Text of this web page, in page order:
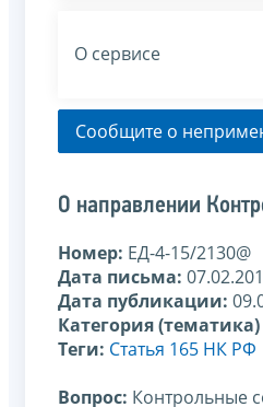
О сервисе
Сообщите о
О направлении
Номер: ЕД-4-15/2130@
Дата письма:
Дата публикации:
Категория
Теги: Статья 165 НК РФ
Вопрос: Контрольные